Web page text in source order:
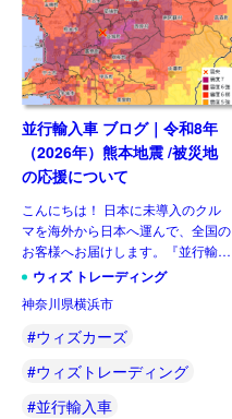
並行輸入車 ブログ｜令和8年
（2026年）熊本地震 /被災地
の応援について
こんにちは！ 日本に未導入のクル
マを海外から日本へ運んで、全国の
お客様へお届けします。『並行輸入
あれこれ』では、輸送や国内での検
ました(過去ブログ参照)。今回は並
行輸入車 ブログ｜令和8年 […]
ウィズ トレーディング
神奈川県横浜市
#ウィズカーズ
#ウィズトレーディング
#並行輸入車